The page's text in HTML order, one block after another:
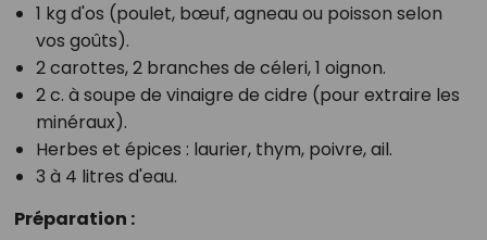
1 kg d'os (poulet, bœuf, agneau ou poisson selon
vos goûts).
2 carottes, 2 branches de céleri, 1 oignon.
2 c. à soupe de vinaigre de cidre (pour extraire les
minéraux).
Herbes et épices : laurier, thym, poivre, ail.
3 à 4 litres d'eau.
Préparation :